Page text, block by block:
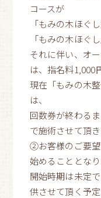
コースが
「もみの木ほぐ
「もみの木ほぐ
それに伴い、オ
は、指名料1,000
現在「もみの木
は、
回数券が終わる
で施術させて頂き
②お客様のご要
始めることとなり
開始時期は未定
供させて頂く予定